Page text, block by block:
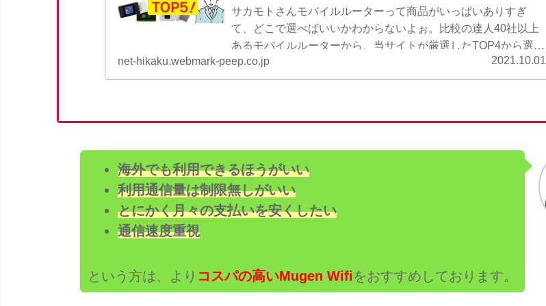
サカモトさんモバイルルーターって商品がいっぱいありすぎ
て、どこで選べばいいかわからないよぉ。比較の達人40社以上
あるモバイルルーターから、当サイトが厳選したTOP4から選ぶ
と失敗することがありません。この記事では、モバイルルータ
ーを選んで契...
net-hikaku.webmark-peep.co.jp 2021.10.01
海外でも利用できるほうがいい
利用通信量は制限無しがいい
とにかく月々の支払いを安くしたい
通信速度重視
という方は、より コスパの高いMugen Wifiをおすすめしております。